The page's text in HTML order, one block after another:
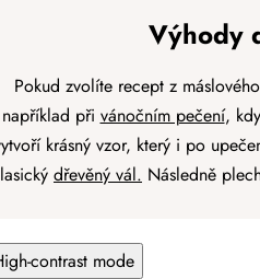
Výhody
Pokud zvolíte recept z
například při vánočním pečení,
krásný vzor, který i po
dřevěný vál. Následně
contrast mode